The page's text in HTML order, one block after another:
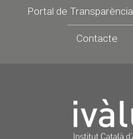
Portal de Transparència
Contacte